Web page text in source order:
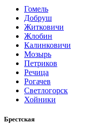
Гомель
Добруш
Житковичи
Жлобин
Калинковичи
Мозырь
Петриков
Речица
Рогачев
Светлогорск
Хойники
Брестская